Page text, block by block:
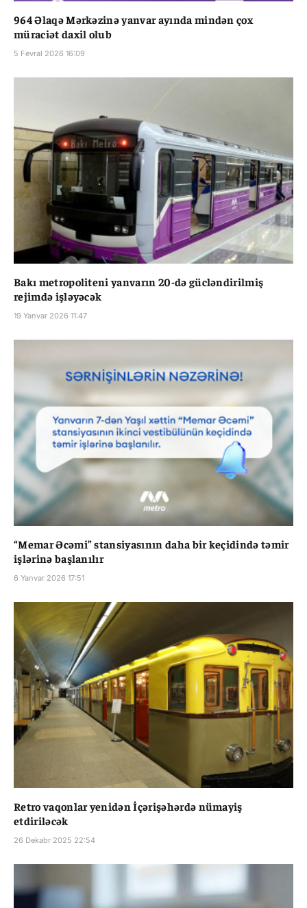
964 Əlaqə Mərkəzinə yanvar ayında mindən çox
müraciət daxil olub
5 Fevral 2026 16:09
Bakı metropoliteni yanvarın 20-də gücləndirilmiş
rejimdə işləyəcək
19 Yanvar 2026 11:47
“Memar Əcəmi” stansiyasının daha bir keçidində təmir
işlərinə başlanılır
6 Yanvar 2026 17:51
Retro vaqonlar yenidən İçərişəhərdə nümayiş
etdiriləcək
26 Dekabr 2025 22:54